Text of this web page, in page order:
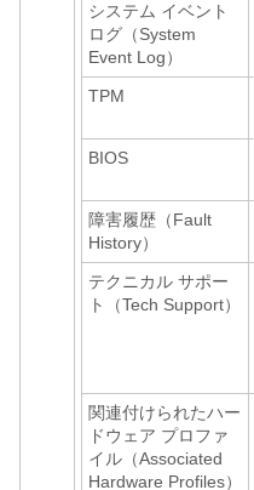
システム イベント
ログ（System
Event Log）
TPM
BIOS
障害履歴（Fault
History）
テクニカル サポー
ト（Tech Support）
関連付けられたハー
ドウェア プロファ
イル（Associated
Hardware Profiles）